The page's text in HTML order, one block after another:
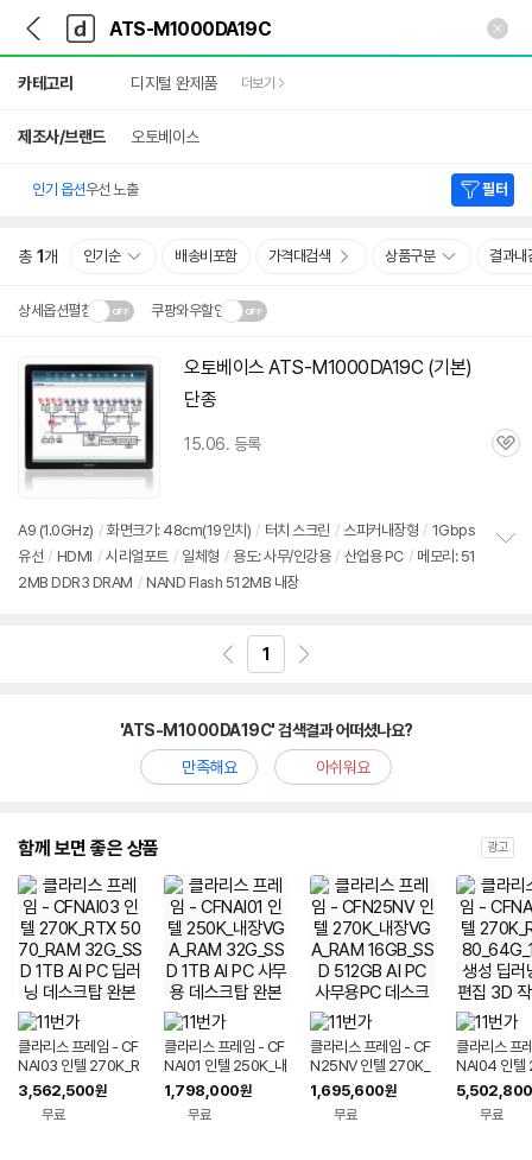
다
나
와
가
기
다
와
메
인
카테고리 디지털 완제품 더보기
제조사/브랜드 오토베이스
인기 옵션우선 노출 필터
총 1 개 인기순 배송비포함 가격대검색 상품구분 결과내
상세옵션펼침 쿠팡와우할인
설치 환경·지역에 따라
배송·설치비가 달라집니다.
기
오토베이스 ATS-M1000DA19C(기본)
단종
15.06. 등록
관
A9 (1.0GHz) / 화면크기: 48cm(19인치) / 터치 스크린 / 스피커내장형 / 1Gbps
유선 / HDMI / 시리얼포트 / 일체형 / 용도: 사무/인강용 / 산업용 PC / 메모리: 51
2MB DDR3 DRAM / NAND Flash 512MB 내장
1
'ATS-M1000DA19C' 검색결과 어떠셨나요?
만족해요
아쉬워요
함께 보면 좋은 상품 광고
클라리스 프레임 - CF
NAI03 인텔 270K_R
TX 5070_RAM 32
G_SSD 1TB AI PC
딥러닝 데스크탑 완본
3,562,500원
무료
클라리스 프레임 - CF
NAI01 인텔 250K_내
장VGA_RAM 32G_
SSD 1TB AI PC 사무
용 데스크탑 완본체 조
1,798,000원
무료
클라리스 프레임 - CF
N25NV 인텔 270K_
내장VGA_RAM 16G
B_SSD 512GB AI P
C 사무용PC 데스크탑
1,695,600원
무료
클라리스 프
NAI04 인텔
AI 생성 딥러
집 3D 작업
5,502,800
무료